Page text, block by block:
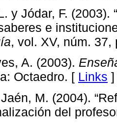
y Jódar, F.
e
, vol. XV, núm.
A. (2003).
Octaedro. [ Links ]
M. (2004).
del